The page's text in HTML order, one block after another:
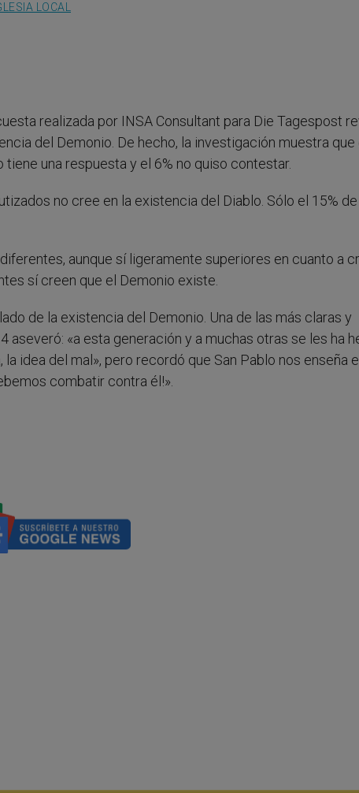
LOCAL
realizada por INSA Consultant para Die Tagespost
del Demonio. De hecho, la investigación muestra que
una respuesta y el 6% no quiso contestar.
no cree en la existencia del Diablo. Sólo el 15% de
aunque sí ligeramente superiores en cuanto a
sí creen que el Demonio existe.
de la existencia del Demonio. Una de las más claras y
«a esta generación y a muchas otras se les ha
idea del mal», pero recordó que San Pablo nos enseña
combatir contra él!».